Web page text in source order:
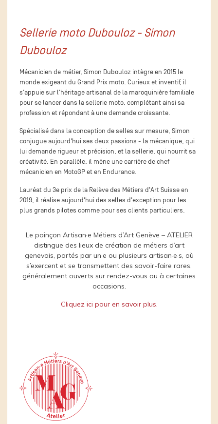
Sellerie moto Dubouloz - Simon
Dubouloz
Mécanicien de métier, Simon Dubouloz intègre en 2015 le
monde exigeant du Grand Prix moto. Curieux et inventif, il
s'appuie sur l'héritage artisanal de la maroquinière familiale
pour se lancer dans la sellerie moto, complétant ainsi sa
profession et répondant à une demande croissante.
Spécialisé dans la conception de selles sur mesure, Simon
conjugue aujourd'hui ses deux passions - la mécanique, qui
lui demande rigueur et précision, et la sellerie, qui nourrit sa
créativité. En parallèle, il mène une carrière de chef
mécanicien en MotoGP et en Endurance.
Lauréat du 3e prix de la Relève des Métiers d'Art Suisse en
2019, il réalise aujourd'hui des selles d'exception pour les
plus grands pilotes comme pour ses clients particuliers.
Le poinçon Artisan·e Métiers d’Art Genève – ATELIER
distingue des lieux de création de métiers d’art
genevois, portés par un·e ou plusieurs artisan·e·s, où
s’exercent et se transmettent des savoir-faire rares,
généralement ouverts sur rendez-vous ou à certaines
occasions.
Cliquez ici pour en savoir plus.